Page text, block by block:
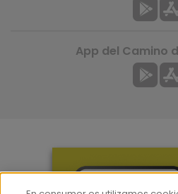
App del Camino